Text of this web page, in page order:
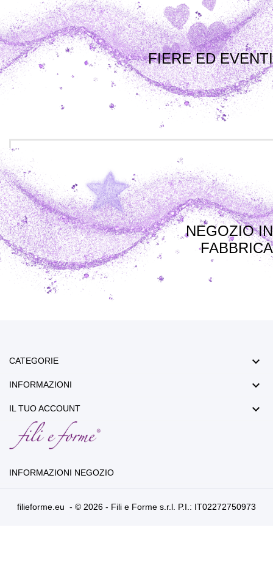
FIERE ED EVENTI
NEGOZIO IN
FABBRICA
CATEGORIE 
INFORMAZIONI 
IL TUO ACCOUNT 
INFORMAZIONI NEGOZIO
filieforme.eu - © 2026 - Fili e Forme s.r.l. P.I.: IT02272750973